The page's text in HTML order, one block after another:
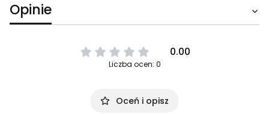
Opinie
0.00
Liczba ocen: 0
Oceń i opisz